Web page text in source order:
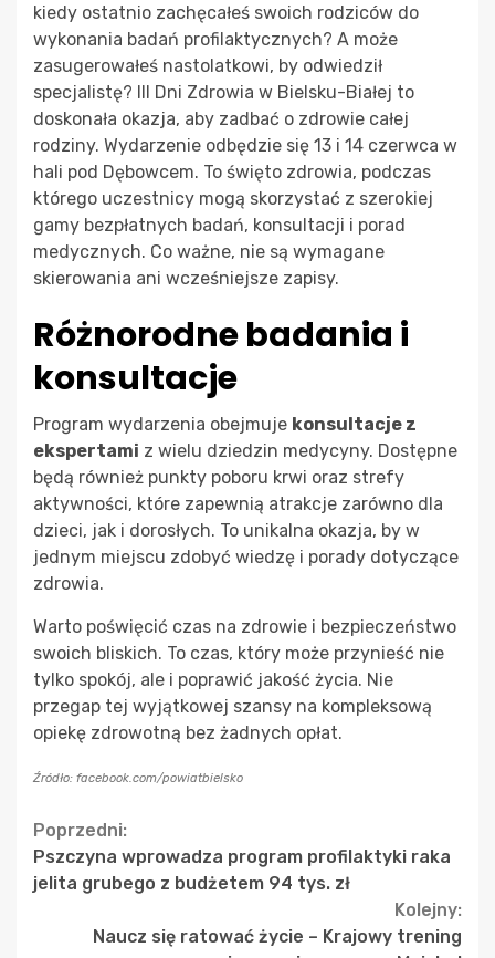
kiedy ostatnio zachęcałeś swoich rodziców do
wykonania badań profilaktycznych? A może
zasugerowałeś nastolatkowi, by odwiedził
specjalistę? III Dni Zdrowia w Bielsku-Białej to
doskonała okazja, aby zadbać o zdrowie całej
rodziny. Wydarzenie odbędzie się 13 i 14 czerwca w
hali pod Dębowcem. To święto zdrowia, podczas
którego uczestnicy mogą skorzystać z szerokiej
gamy bezpłatnych badań, konsultacji i porad
medycznych. Co ważne, nie są wymagane
skierowania ani wcześniejsze zapisy.
Różnorodne badania i
konsultacje
Program wydarzenia obejmuje konsultacje z
ekspertami z wielu dziedzin medycyny. Dostępne
będą również punkty poboru krwi oraz strefy
aktywności, które zapewnią atrakcje zarówno dla
dzieci, jak i dorosłych. To unikalna okazja, by w
jednym miejscu zdobyć wiedzę i porady dotyczące
zdrowia.
Warto poświęcić czas na zdrowie i bezpieczeństwo
swoich bliskich. To czas, który może przynieść nie
tylko spokój, ale i poprawić jakość życia. Nie
przegap tej wyjątkowej szansy na kompleksową
opiekę zdrowotną bez żadnych opłat.
Źródło: facebook.com/powiatbielsko
Continue
Reading
Poprzedni:
Pszczyna wprowadza program profilaktyki raka
jelita grubego z budżetem 94 tys. zł
Kolejny:
Naucz się ratować życie – Krajowy trening